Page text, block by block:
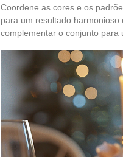
Coordene as cores e os
para um resultado
complementar o conjunto para